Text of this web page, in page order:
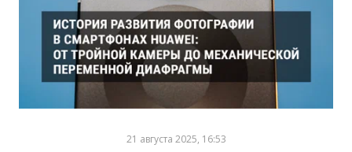
21 августа 2025, 16:53